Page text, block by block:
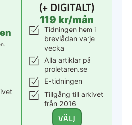
(+ DIGITALT)
119 kr/mån
Tidningen hem i
brevlådan varje
vecka
Alla artiklar på
proletaren.se
E-tidningen
Tillgång till arkivet
från 2016
VÄLJ